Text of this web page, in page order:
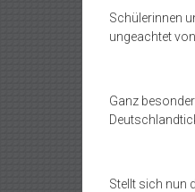
Schülerinnen
ungeachtet
Ganz
Stellt sich nun